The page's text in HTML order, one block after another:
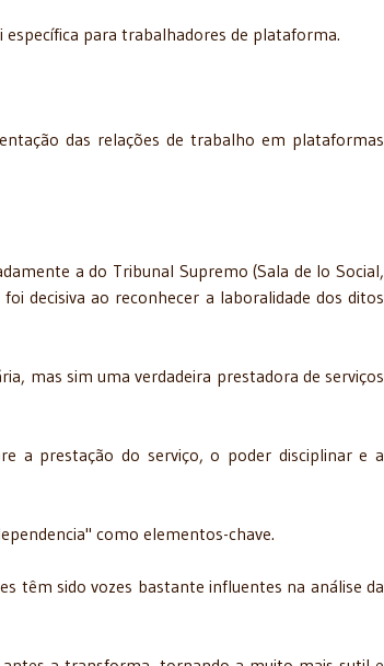
específica para trabalhadores de plataforma.
das relações de trabalho em plataformas
a do Tribunal Supremo (Sala de lo Social,
decisiva ao reconhecer a laboralidade dos ditos
mas sim uma verdadeira prestadora de serviços
a prestação do serviço, o poder disciplinar e a
como elementos-chave.
têm sido vozes bastante influentes na análise da